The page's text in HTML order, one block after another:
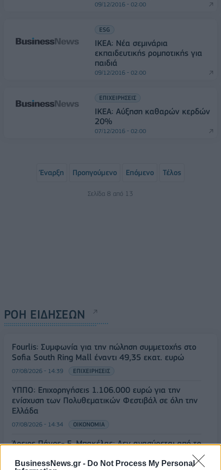
BusinessNews.gr - Do Not Process My Personal
09/12/2016 - 02:00
ESG
ΙΚΕΑ: Νέα σεμινάρια
εκπαιδευτικής ρομποτικής για
παιδιά
09/12/2016 - 02:00
ΕΠΙΧΕΙΡΗΣΕΙΣ
IKEA: Αύξηση καθαρών κερδών
20%
07/12/2016 - 02:00
Έναρξη Προηγούμενο Επόμενο Τέλος
Σελίδα 8 από 13
ΡΟΗ ΕΙΔΗΣΕΩΝ
Fourlis: Συμφωνία για την πώληση συμμετοχής στο
Sofia South Ring Mall έναντι 49,35 εκατ. ευρώ
07/08/2026 - 14:39 ΕΠΙΧΕΙΡΗΣΕΙΣ
ΥΠΠΟ: Επιχορηγήσεις 1.106.000 ευρώ για την
ενίσχυση των Πολυθεματικών Φεστιβάλ σε όλη την
Ελλάδα
07/08/2026 - 14:34 ΟΙΚΟΝΟΜΙΑ
Άρειος Πάγος- Ε. Μπακέλας: Δεν ανασύρεται από το
07/08/2026 - 14:11 ΕΛΛΑΔΑ